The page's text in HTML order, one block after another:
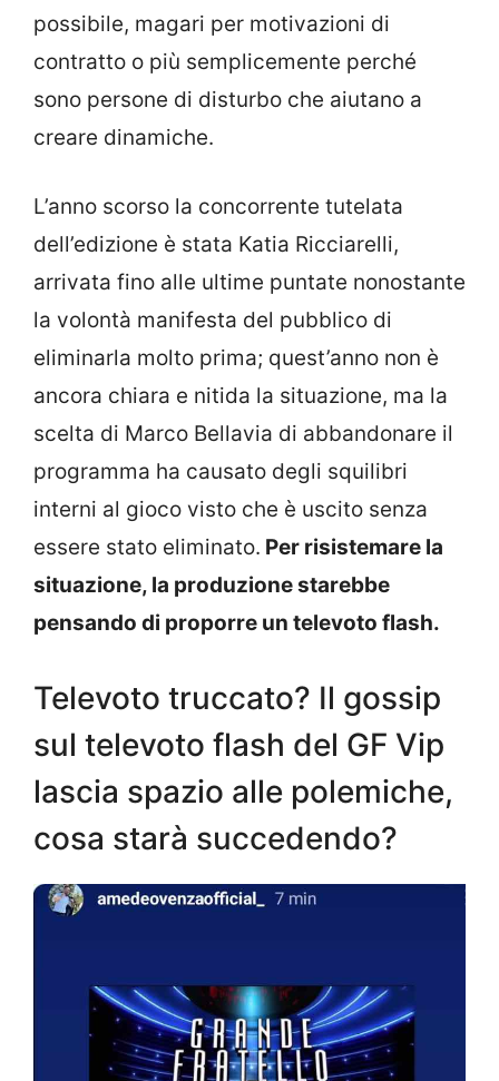
possibile, magari per motivazioni di
contratto o più semplicemente perché
sono persone di disturbo che aiutano a
creare dinamiche.
L’anno scorso la concorrente tutelata
dell’edizione è stata Katia Ricciarelli,
arrivata fino alle ultime puntate nonostante
la volontà manifesta del pubblico di
eliminarla molto prima; quest’anno non è
ancora chiara e nitida la situazione, ma la
scelta di Marco Bellavia di abbandonare il
programma ha causato degli squilibri
interni al gioco visto che è uscito senza
essere stato eliminato. Per risistemare la
situazione, la produzione starebbe
pensando di proporre un televoto flash.
Televoto truccato? Il gossip
sul televoto flash del GF Vip
lascia spazio alle polemiche,
cosa starà succedendo?